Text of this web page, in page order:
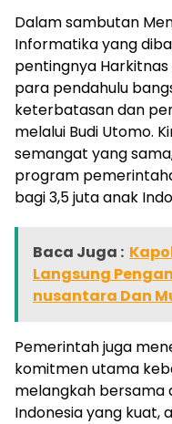
Dalam sambutan
Informatika yang
pentingnya
para pendahulu
keterbatasan dan
melalui Budi Utomo.
semangat yang
program
bagi 3,5 juta anak
Baca Juga :
Langsung
nusantara Dan
Pemerintah juga
komitmen utama
melangkah bersama
Indonesia yang kuat,